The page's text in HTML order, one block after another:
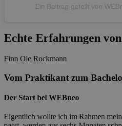
Ein Beitrag geteilt von
Echte Erfahrungen
Finn Ole Rockmann
Vom Praktikant zum
Der Start bei WEBneo
Eigentlich wollte ich im Rahmen